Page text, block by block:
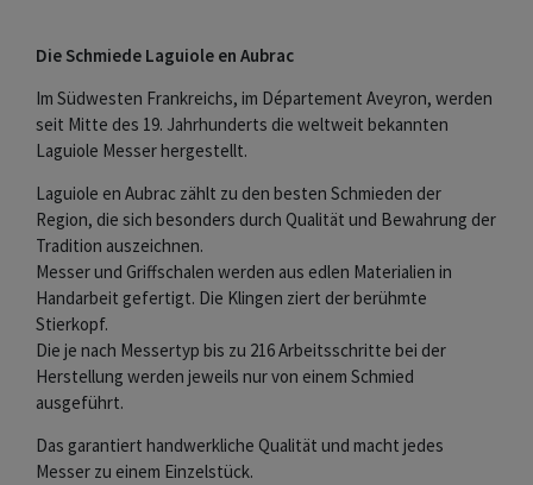
Die Schmiede Laguiole en Aubrac
Im Südwesten Frankreichs, im Département Aveyron, werden
seit Mitte des 19. Jahrhunderts die weltweit bekannten
Laguiole Messer hergestellt.
Laguiole en Aubrac zählt zu den besten Schmieden der
Region, die sich besonders durch Qualität und Bewahrung der
Tradition auszeichnen.
Messer und Griffschalen werden aus edlen Materialien in
Handarbeit gefertigt. Die Klingen ziert der berühmte
Stierkopf.
Die je nach Messertyp bis zu 216 Arbeitsschritte bei der
Herstellung werden jeweils nur von einem Schmied
ausgeführt.
Das garantiert handwerkliche Qualität und macht jedes
Messer zu einem Einzelstück.